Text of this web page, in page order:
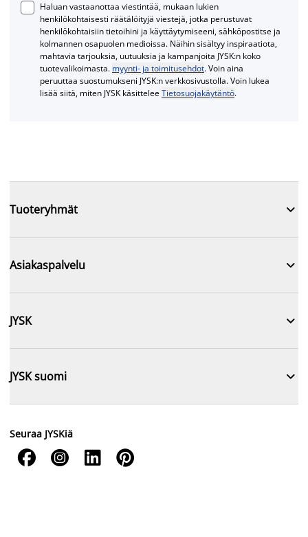
Haluan vastaanottaa viestintää, mukaan lukien
henkilökohtaisesti räätälöityjä viestejä, jotka perustuvat
henkilökohtaisiin tietoihini ja käyttäytymiseeni, sähköpostitse ja
kolmannen osapuolen medioissa. Näihin sisältyy inspiraatiota,
mahtavia tarjouksia, uutuuksia ja kampanjoita JYSK:n koko
tuotevalikoimasta. myynti- ja toimitusehdot. Voin aina
peruuttaa suostumukseni JYSK:n verkkosivustolla. Voin lukea
lisää siitä, miten JYSK käsitteleeTietosuojakäytäntö.
Tuoteryhmät 
Asiakaspalvelu 
JYSK 
JYSK suomi 
Seuraa JYSKiä
   